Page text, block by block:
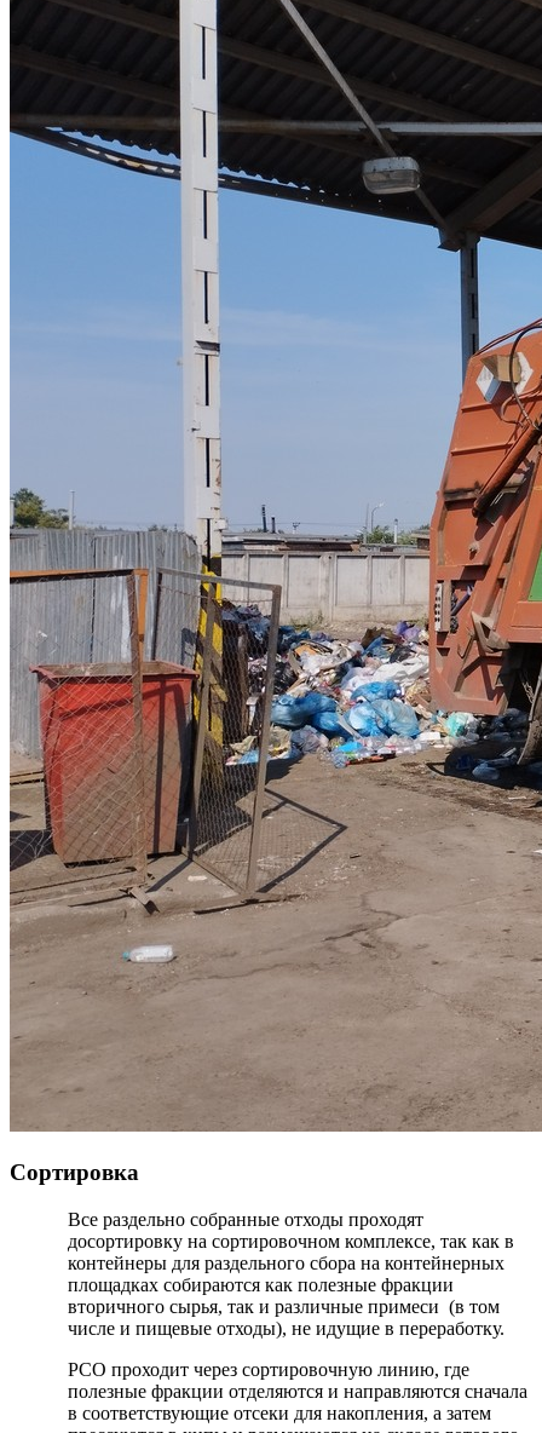
Сортировка
Все раздельно собранные отходы проходят
досортировку на сортировочном комплексе, так как в
контейнеры для раздельного сбора на контейнерных
площадках собираются как полезные фракции
вторичного сырья, так и различные примеси (в том
числе и пищевые отходы), не идущие в переработку.
РСО проходит через сортировочную линию, где
полезные фракции отделяются и направляются сначала
в соответствующие отсеки для накопления, а затем